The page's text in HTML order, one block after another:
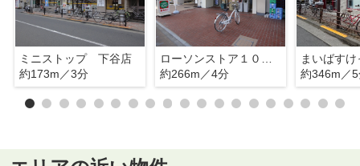
ミニストップ 下谷店
約173m／3分
ローソンストア１００ 台東根岸三丁目店
約266m／4分
約346m／